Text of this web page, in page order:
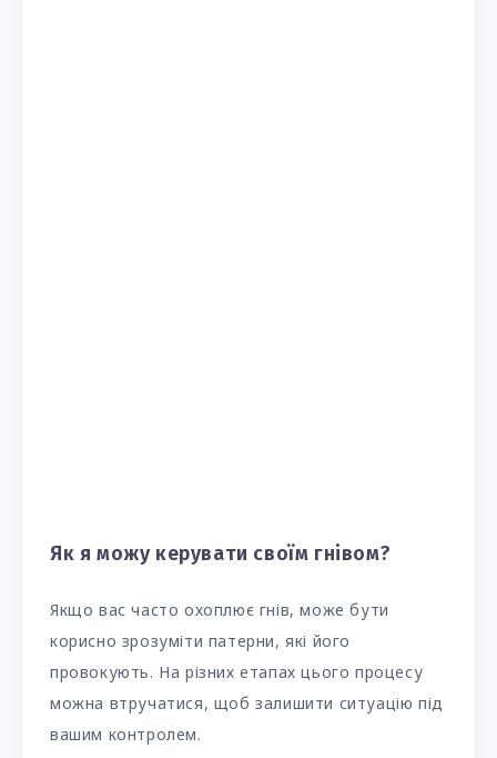
Як я можу керувати своїм гнівом?
Якщо вас часто охоплює гнів, може бути
корисно зрозуміти патерни, які його
провокують. На різних етапах цього процесу
можна втручатися, щоб залишити ситуацію під
вашим контролем.